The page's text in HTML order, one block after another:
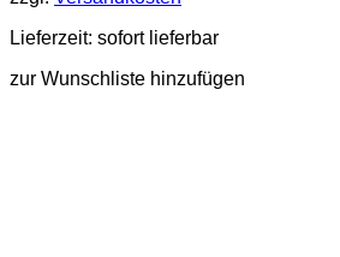
Produktseite
gewählt
Lieferzeit: sofort lieferbar
zur Wunschliste hinzufügen